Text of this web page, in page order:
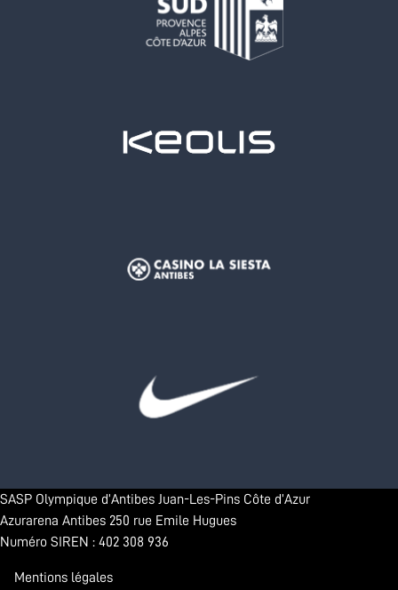
SASP Olympique d’Antibes Juan-Les-Pins Côte d’Azur
Azurarena Antibes 250 rue Emile Hugues
Numéro SIREN : 402 308 936
Mentions légales